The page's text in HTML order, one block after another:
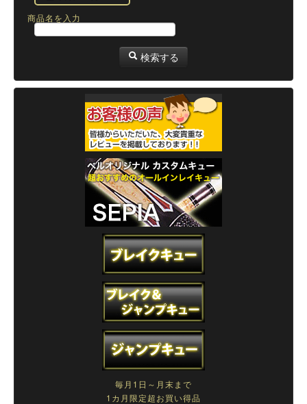
商品名を入力
検索する
毎月1日～月末まで
1カ月限定超お買い得品